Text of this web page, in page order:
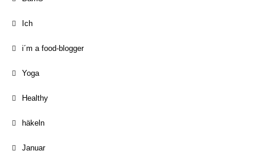
Ich
i´m a food-blogger
Yoga
Healthy
häkeln
Januar